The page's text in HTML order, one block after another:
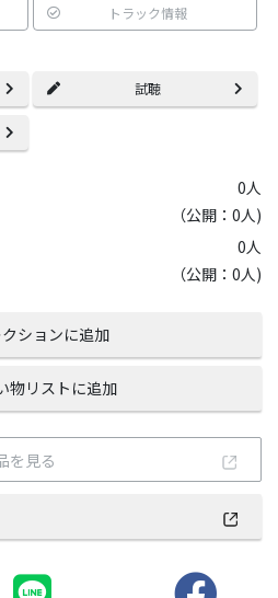
トラック情報
試聴
0人
（公開：0人)
0人
（公開：0人)
ションに追加
物リストに追加
を見る